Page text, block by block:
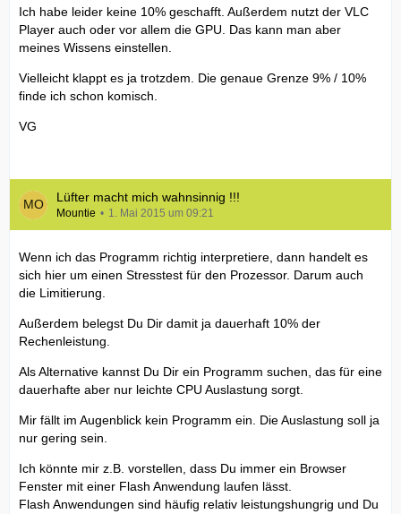
Ich habe leider keine 10% geschafft. Außerdem nutzt der VLC
Player auch oder vor allem die GPU. Das kann man aber
meines Wissens einstellen.
Vielleicht klappt es ja trotzdem. Die genaue Grenze 9% / 10%
finde ich schon komisch.
VG
Lüfter macht mich wahnsinnig !!!
Mountie 1. Mai 2015 um 09:21
Wenn ich das Programm richtig interpretiere, dann handelt es
sich hier um einen Stresstest für den Prozessor. Darum auch
die Limitierung.
Außerdem belegst Du Dir damit ja dauerhaft 10% der
Rechenleistung.
Als Alternative kannst Du Dir ein Programm suchen, das für eine
dauerhafte aber nur leichte CPU Auslastung sorgt.
Mir fällt im Augenblick kein Programm ein. Die Auslastung soll ja
nur gering sein.
Ich könnte mir z.B. vorstellen, dass Du immer ein Browser
Fenster mit einer Flash Anwendung laufen lässt.
Flash Anwendungen sind häufig relativ leistungshungrig und Du